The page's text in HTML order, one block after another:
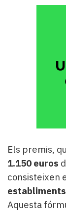
Els premis,
1.150 euros
consisteixen
Aquesta